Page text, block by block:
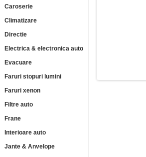
Caroserie
Climatizare
Directie
Electrica & electronica auto
Evacuare
Faruri stopuri lumini
Faruri xenon
Filtre auto
Frane
Interioare auto
Jante & Anvelope